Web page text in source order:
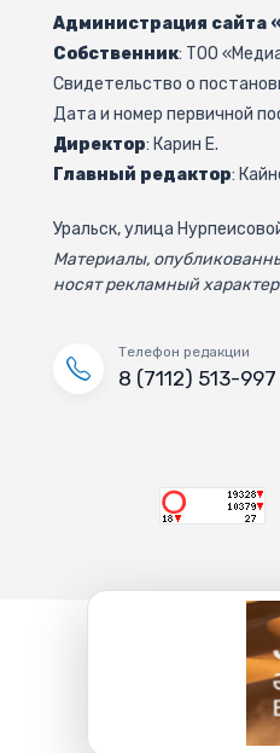
Администрация сайта
Собственник: ТОО
Свидетельство о
Дата и номер первичной
Директор: Карин Е.
Главный редактор:
Уральск, улица
Материалы,
носят рекламный
Телефон редакции
8 (7112) 513-997